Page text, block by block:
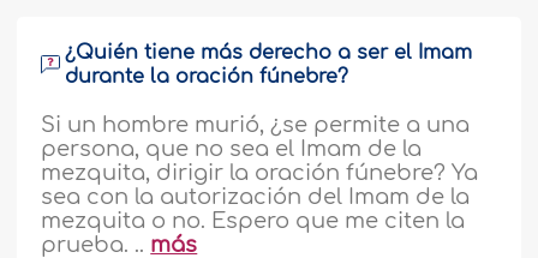
¿Quién tiene más derecho a ser el Imam
durante la oración fúnebre?
Si un hombre murió, ¿se permite a una
persona, que no sea el Imam de la
mezquita, dirigir la oración fúnebre? Ya
sea con la autorización del Imam de la
mezquita o no. Espero que me citen la
prueba. .. más